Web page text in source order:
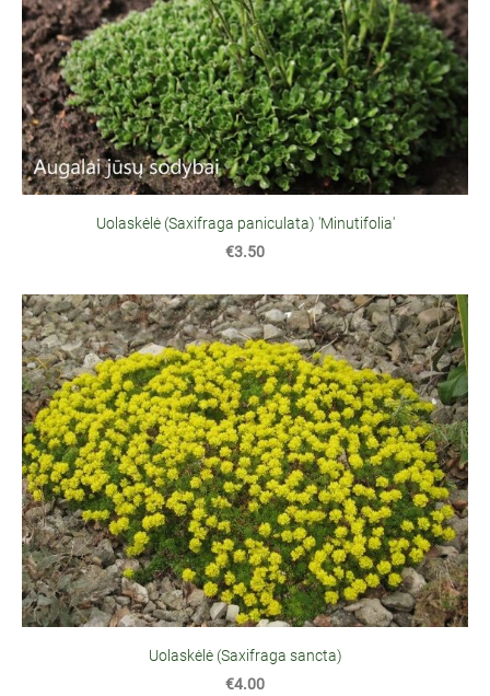
Uolaskėlė (Saxifraga paniculata) 'Minutifolia'
€3.50
Uolaskėlė (Saxifraga sancta)
€4.00